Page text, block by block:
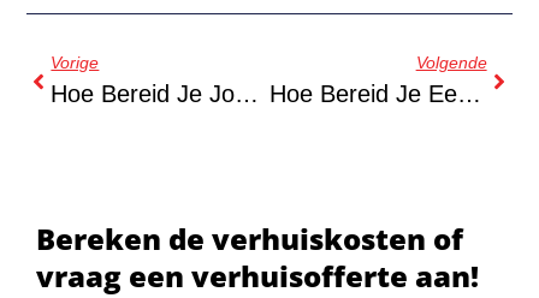
Vorige
Hoe Bereid Je Jouw Verhuizing Voor?
Volgende
Hoe Bereid Je Een Verhuizing In De Pijp Goed Voor?
Bereken de verhuiskosten of
vraag een verhuisofferte aan!